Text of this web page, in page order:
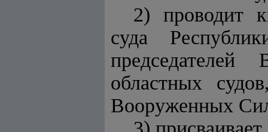
2) проводит
суда
председателей
областных
Вооруженных